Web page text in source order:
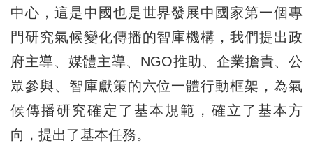
中心，這是中國也是世界發展中國家第一個專
門研究氣候變化傳播的智庫機構，我們提出政
府主導、媒體主導、NGO推助、企業擔責、公
眾參與、智庫獻策的六位一體行動框架，為氣
候傳播研究確定了基本規範，確立了基本方
向，提出了基本任務。